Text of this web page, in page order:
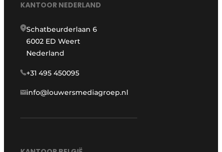
KANTOOR NEDERLAND
Schatbeurderlaan 6
6002 ED Weert
Nederland
+31 495 450095
info@louwersmediagroep.nl